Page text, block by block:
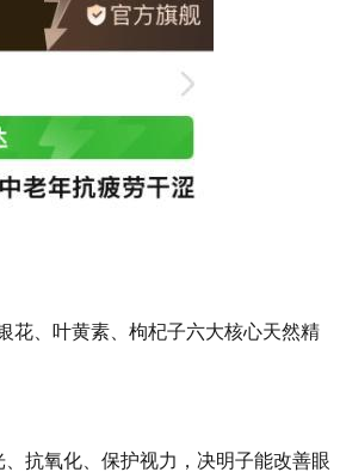
花、叶黄素、枸杞子六大核心天然精
抗氧化、保护视力，决明子能改善眼